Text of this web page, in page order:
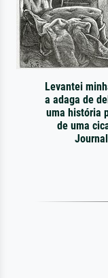
Levantei
a adaga de
uma história
de uma